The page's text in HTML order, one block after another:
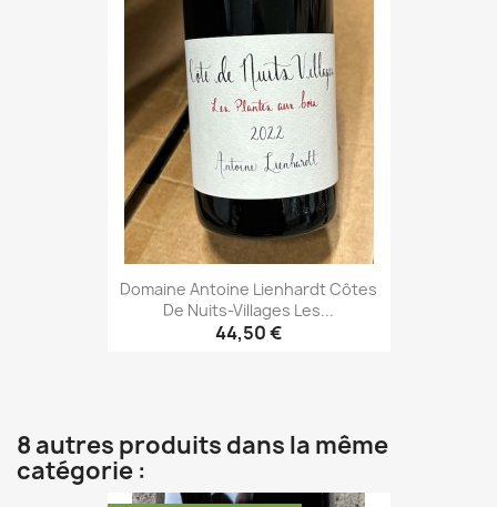
Domaine Antoine Lienhardt Côtes
De Nuits-Villages Les...
44,50 €
8 autres produits dans la même
catégorie :